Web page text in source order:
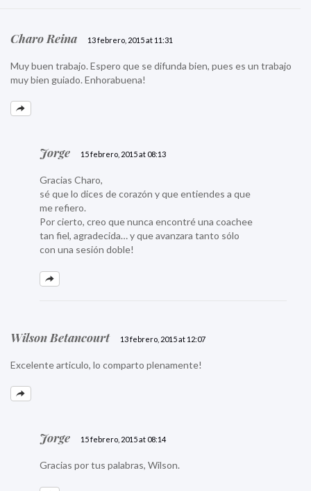
Charo Reina 13 febrero, 2015 at 11:31
Muy buen trabajo. Espero que se difunda bien, pues es un trabajo
muy bien guiado. Enhorabuena!
Jorge 15 febrero, 2015 at 08:13
Gracias Charo,
sé que lo dices de corazón y que entiendes a que
me refiero.
Por cierto, creo que nunca encontré una coachee
tan fiel, agradecida… y que avanzara tanto sólo
con una sesión doble!
Wilson Betancourt 13 febrero, 2015 at 12:07
Excelente articulo, lo comparto plenamente!
Jorge 15 febrero, 2015 at 08:14
Gracias por tus palabras, Wilson.